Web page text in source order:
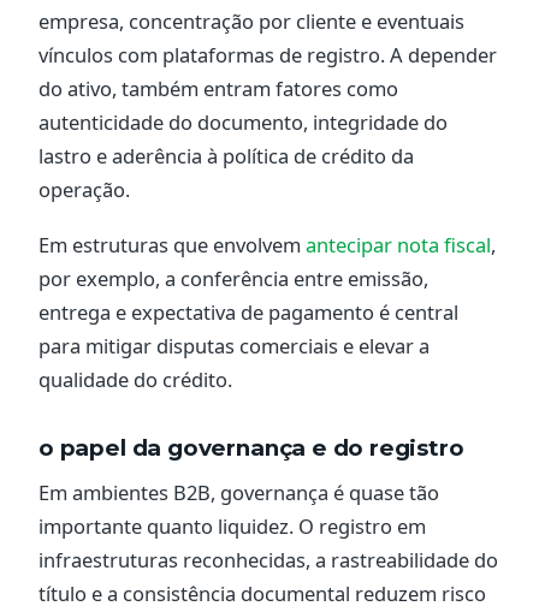
empresa, concentração por cliente e eventuais
vínculos com plataformas de registro. A depender
do ativo, também entram fatores como
autenticidade do documento, integridade do
lastro e aderência à política de crédito da
operação.
Em estruturas que envolvem antecipar nota fiscal,
por exemplo, a conferência entre emissão,
entrega e expectativa de pagamento é central
para mitigar disputas comerciais e elevar a
qualidade do crédito.
o papel da governança e do registro
Em ambientes B2B, governança é quase tão
importante quanto liquidez. O registro em
infraestruturas reconhecidas, a rastreabilidade do
título e a consistência documental reduzem risco